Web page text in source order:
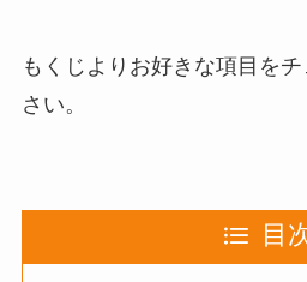
もくじよりお好きな項目を
さい。
目